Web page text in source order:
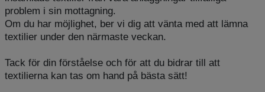
problem i sin mottagning.
Om du har möjlighet, ber vi dig att vänta med att lämna
textilier under den närmaste veckan.
Tack för din förståelse och för att du bidrar till att
textilierna kan tas om hand på bästa sätt!